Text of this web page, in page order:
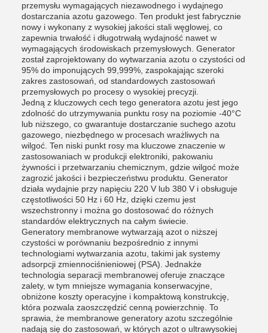
przemysłu wymagających niezawodnego i wydajnego
dostarczania azotu gazowego. Ten produkt jest fabrycznie
nowy i wykonany z wysokiej jakości stali węglowej, co
zapewnia trwałość i długotrwałą wydajność nawet w
wymagających środowiskach przemysłowych. Generator
został zaprojektowany do wytwarzania azotu o czystości od
95% do imponujących 99,999%, zaspokajając szeroki
zakres zastosowań, od standardowych zastosowań
przemysłowych po procesy o wysokiej precyzji.
Jedną z kluczowych cech tego generatora azotu jest jego
zdolność do utrzymywania punktu rosy na poziomie -40°C
lub niższego, co gwarantuje dostarczanie suchego azotu
gazowego, niezbędnego w procesach wrażliwych na
wilgoć. Ten niski punkt rosy ma kluczowe znaczenie w
zastosowaniach w produkcji elektroniki, pakowaniu
żywności i przetwarzaniu chemicznym, gdzie wilgoć może
zagrozić jakości i bezpieczeństwu produktu. Generator
działa wydajnie przy napięciu 220 V lub 380 V i obsługuje
częstotliwości 50 Hz i 60 Hz, dzięki czemu jest
wszechstronny i można go dostosować do różnych
standardów elektrycznych na całym świecie.
Generatory membranowe wytwarzają azot o niższej
czystości w porównaniu bezpośrednio z innymi
technologiami wytwarzania azotu, takimi jak systemy
adsorpcji zmiennociśnieniowej (PSA). Jednakże
technologia separacji membranowej oferuje znaczące
zalety, w tym mniejsze wymagania konserwacyjne,
obniżone koszty operacyjne i kompaktową konstrukcję,
która pozwala zaoszczędzić cenną powierzchnię. To
sprawia, że ​​membranowe generatory azotu szczególnie
nadają się do zastosowań, w których azot o ultrawysokiej